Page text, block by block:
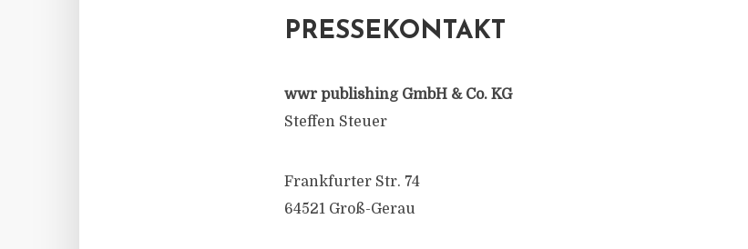
PRESSEKONTAKT
wwr publishing GmbH & Co. KG
Steffen Steuer
Frankfurter Str. 74
64521 Groß-Gerau